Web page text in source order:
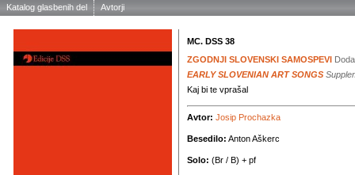
Katalog glasbenih del Avtorji
MC. DSS 38
ZGODNJI SLOVENSKI SAMOSPEVI
EARLY SLOVENIAN ART SONGS
Kaj bi te vprašal
Avtor: Josip Prochazka
Besedilo: Anton Aškerc
Solo: (Br / B) + pf